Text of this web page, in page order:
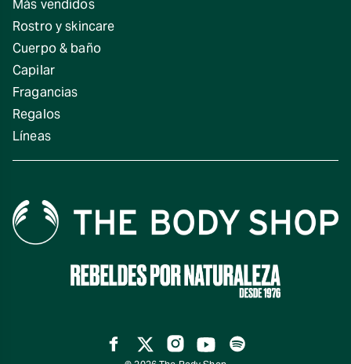
Más vendidos
Rostro y skincare
Cuerpo & baño
Capilar
Fragancias
Regalos
Líneas
Facebook
TwitterInstagram
YouTube